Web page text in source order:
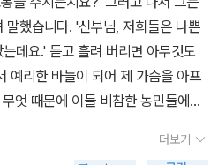
라 했고, 밟는 행위를 답회踏繪, ‘그
이라는 이유로 그림을 밟지 않으면
같으면 밟겠는가, 안 밟겠는가. 난
거 같다. 내 아이들이 망설이다가 곤
는 주저 없이, 밟으라는 신호를 보낼
럼 죽어라, 하는 것이 옳은가. 책의
는 말한다.'우리가 배교시키고자 하
우리나라에는 여러 곳에 아직도 비
있소. 그들의 마음을 되돌려 놓기
하오.' (p.231,232)신자들을 가리
서 성직자는 갈등할 수밖에 없다.사
라는 건 무리라며 로드리고 신부를
포된 로드리고 신부는 일본에 도착하
자들의 요구대로 배교하지 않고 그
아직 보지 못한 영화에서도 마틴 스
지 않으면 안되었고, 그러기 위해선
을 억제하고 이성을 회복하지 않으
은 극복되지 않았습니다. 그 대신 고
니다. _ 박완서, <한 말씀만 하소서
Vadis Domine) 주님, 어디로
지를 묻는 이들에게 하느님의 침묵은
황에 따라 이들은 서로 다른 선택
말했습니다. '신부님, 저희들은 나쁜
데요.' 듣고 흘려 버리면 아무것도
예리한 바늘이 되어 제 가슴을 아프
엇 때문에 이들 비참한 농민들에게,
더 다른 무서운 사실이었습니다. 그
더보기